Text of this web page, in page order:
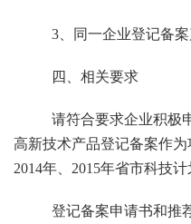
3 、同一企业登记备
四、相关要求
请符合要求企业积极
高新技术产品登记备案作
2014年、 2015年省市科技计
登记备案申请书和推